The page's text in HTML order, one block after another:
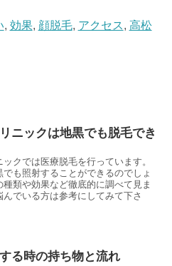
, 効果, 顔脱毛, アクセス, 高松
ニックは地黒でも脱毛でき
クでは医療脱毛を行っています。
でも照射することができるのでしょ
種類や効果など徹底的に調べて見ま
んでいる方は参考にしてみて下さ
る時の持ち物と流れ